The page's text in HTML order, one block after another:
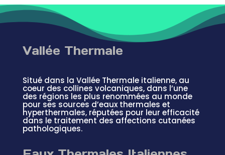
Vallée Thermale
Situé dans la Vallée Thermale italienne, au
coeur des collines volcaniques, dans l’une
des régions les plus renommées au monde
pour ses sources d’eaux thermales et
hyperthermales, réputées pour leur efficacité
dans le traitement des affections cutanées
pathologiques.